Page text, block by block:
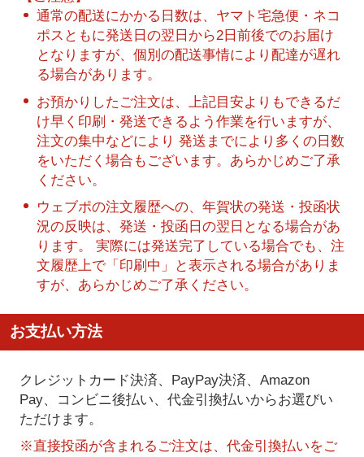
通常の配送にかかる日数は、ヤマト宅急便・ネコ
ポスともに発送日の翌日から2日前後でのお届け
となりますが、個別の配送事情により配達が遅れ
る場合があります。
お預かりしたご注文は、上記目安よりもできるだ
け早く印刷・発送できるよう作業を行いますが、
注文の集中などにより 発送までにより多くの日数
をいただく場合もございます。あらかじめご了承
ください。
ウェブポの注文履歴への、年賀状の発送・投函状
況の反映は、発送・投函日の翌日となる場合があ
ります。 実際には発送完了している場合でも、注
文履歴上で「印刷中」と表示される場合がありま
すが、あらかじめご了承ください。
お支払い方法
クレジットカード決済、PayPay決済、Amazon
Pay、コンビニ後払い、代金引換払いからお選びい
ただけます。
※直接投函が含まれるご注文は、代金引換払いをご